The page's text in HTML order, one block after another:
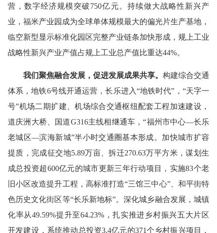
营，数字经济规模突破750亿元。持续做大战略性新兴产
业，福米产业园成为全球单体规模最大的偏光片生产基地，
临空新型显示标准化园区完整产业链条加快形成，规上工业
战略性新兴产业产值占规上工业总产值比重达44%。
我们聚焦融合发展 ， 促进发展成果共享。 构建综合交通
体系，地铁6号线开通运营，长乐进入“地铁时代”，“天字一
号”机场二期扩建、机场综合交通枢纽配套工程加速建设，
道庆洲大桥、国道G316主线相继通车，“福州市中心—长乐
老城区—滨海新城”半小时交通圈基本形成。加快城市扩容
提质，完成征交地5.89万亩、拆迁270.63万平方米，谋划生
成总投资超600亿元的城市更新三年行动项目，实施83个老
旧小区改造提升工程，高标准打造“三馆三中心”、和平街特
色历史文化街区等“长乐新地标”。深化城乡融合发展，城镇
化率从49.59%提升至64.23%，扎实推进乡村振兴五大片区
开发建设，系统推动总投资3.4亿元的371个乡村振兴项目，